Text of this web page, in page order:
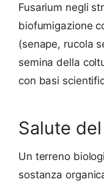
Fusarium negli
biofumigazione
(senape, rucola
semina della
con basi
Salute
Un terreno
sostanza